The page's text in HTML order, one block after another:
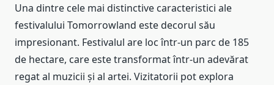
Una dintre cele mai distinctive caracteristici ale
festivalului Tomorrowland este decorul său
impresionant. Festivalul are loc într-un parc de 185
de hectare, care este transformat într-un adevărat
regat al muzicii și al artei. Vizitatorii pot explora